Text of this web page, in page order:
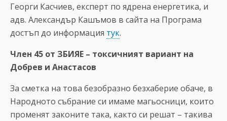
Георги Касчиев, експерт по ядрена енергетика, и
адв. Александър Кашъмов в сайта на Програма
достъп до информация тук.
Член 45 от ЗБИЯЕ – токсичният вариант на
Добрев и Анастасов
За сметка на това безобразно безхаберие обаче, в
Народното събрание си имаме магьосници, които
променят законите така, както си решат – такива